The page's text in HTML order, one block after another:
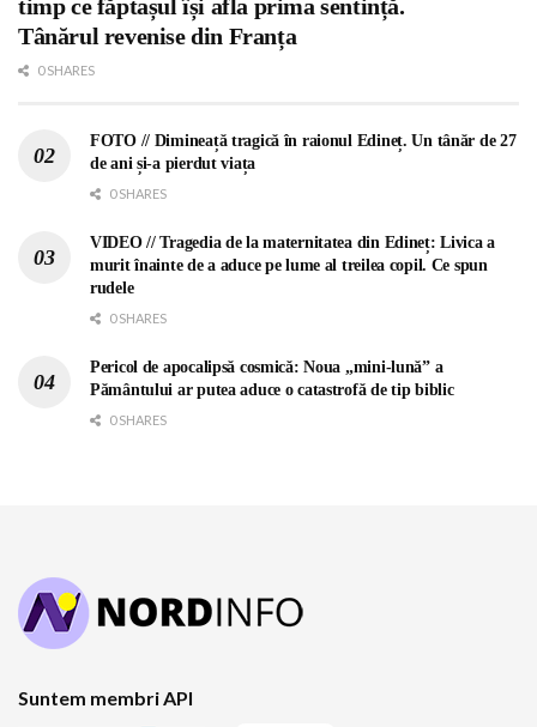
timp ce făptașul își afla prima sentință.
Tânărul revenise din Franța
0 SHARES
FOTO // Dimineață tragică în raionul Edineț. Un tânăr de 27
de ani și-a pierdut viața
0 SHARES
VIDEO // Tragedia de la maternitatea din Edineț: Livica a
murit înainte de a aduce pe lume al treilea copil. Ce spun
rudele
0 SHARES
Pericol de apocalipsă cosmică: Noua „mini-lună” a
Pământului ar putea aduce o catastrofă de tip biblic
0 SHARES
Suntem membri API